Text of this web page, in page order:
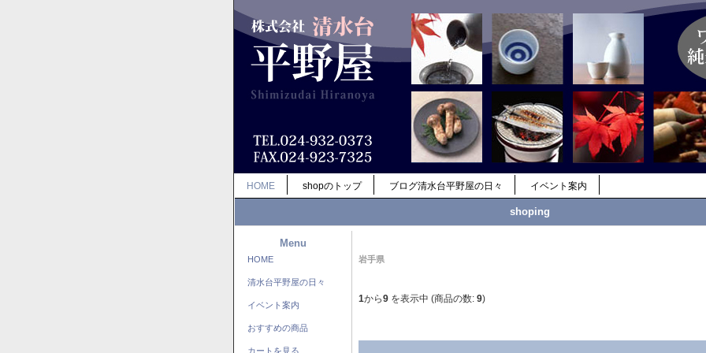
HOME shopのトップ ブログ清水台平野屋の日々 イベント案内
shoping
Menu
HOME
清水台平野屋の日々
イベント案内
おすすめの商品
カートを見る
岩手県
1から9 を表示中 (商品の数: 9)